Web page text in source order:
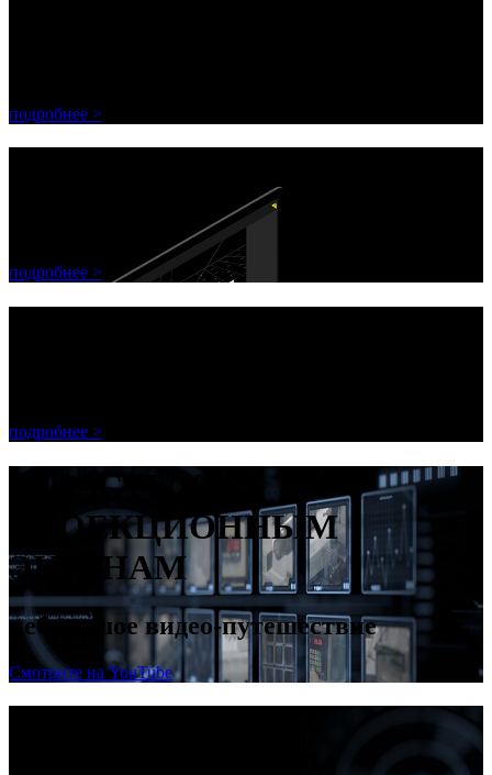
подробнее >
подробнее >
подробнее >
СТРАСТЬ К
ПРОЕКЦИОННЫМ
ЭКРАНАМ
небольшое видео-путешествие
Смотрите на YouTube